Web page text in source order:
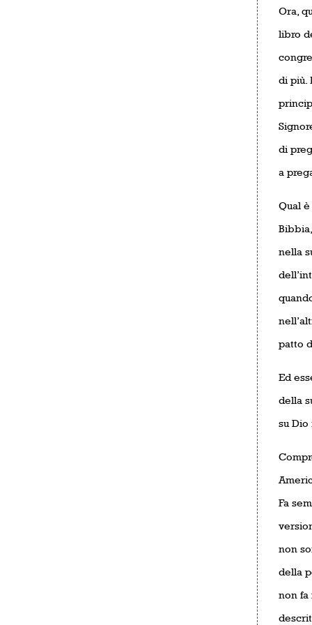
Ora,
libro
di più.
di
a
Qual
nella
patto
Ed
della
su Dio
Fa
non
della
non fa